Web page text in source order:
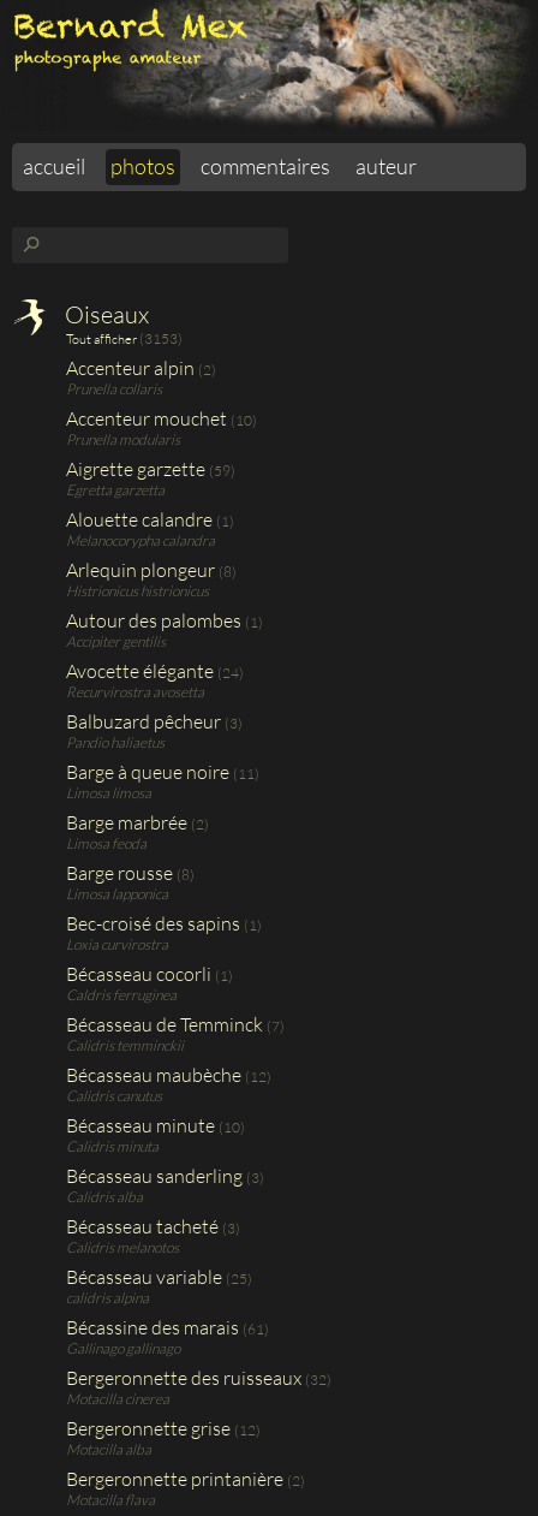
accueil photos commentaires auteur
⚲
Oiseaux
Tout afficher (3153)
Accenteur alpin (2)
Prunella collaris
Accenteur mouchet (10)
Prunella modularis
Aigrette garzette (59)
Egretta garzetta
Alouette calandre (1)
Melanocorypha calandra
Arlequin plongeur (8)
Histrionicus histrionicus
Autour des palombes (1)
Accipiter gentilis
Avocette élégante (24)
Recurvirostra avosetta
Balbuzard pêcheur (3)
Pandio haliaetus
Barge à queue noire (11)
Limosa limosa
Barge marbrée (2)
Limosa feoda
Barge rousse (8)
Limosa lapponica
Bec-croisé des sapins (1)
Loxia curvirostra
Bécasseau cocorli (1)
Caldris ferruginea
Bécasseau de Temminck (7)
Calidris temminckii
Bécasseau maubèche (12)
Calidris canutus
Bécasseau minute (10)
Calidris minuta
Bécasseau sanderling (3)
Calidris alba
Bécasseau tacheté (3)
Calidris melanotos
Bécasseau variable (25)
calidris alpina
Bécassine des marais (61)
Gallinago gallinago
Bergeronnette des ruisseaux (32)
Motacilla cinerea
Bergeronnette grise (12)
Motacilla alba
Bergeronnette printanière (2)
Motacilla flava